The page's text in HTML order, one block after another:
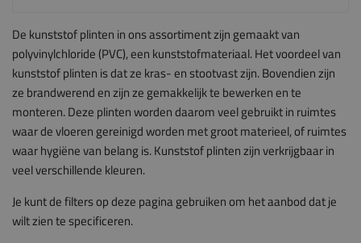
De kunststof plinten in ons assortiment zijn gemaakt van
polyvinylchloride (PVC), een kunststofmateriaal. Het voordeel van
kunststof plinten is dat ze kras- en stootvast zijn. Bovendien zijn
ze brandwerend en zijn ze gemakkelijk te bewerken en te
monteren. Deze plinten worden daarom veel gebruikt in ruimtes
waar de vloeren gereinigd worden met groot materieel, of ruimtes
waar hygiëne van belang is. Kunststof plinten zijn verkrijgbaar in
veel verschillende kleuren.
Je kunt de filters op deze pagina gebruiken om het aanbod dat je
wilt zien te specificeren.